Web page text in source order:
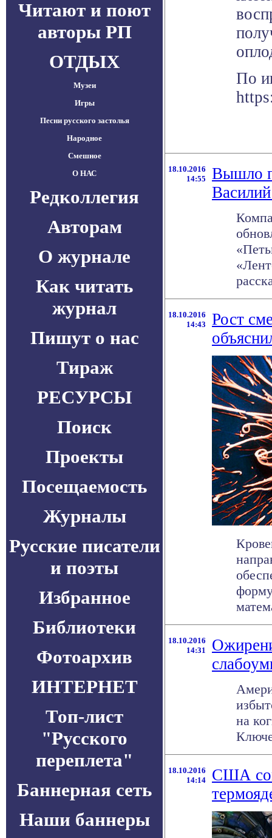
Читают и поют
авторы РП
ОТДЫХ
Музеи
Игры
Песни русского застолья
Народное
Смешное
О НАС
Редколлегия
Авторам
О журнале
Как читать
журнал
Пишут о нас
Тираж
РЕСУРСЫ
Поиск
Проекты
Посещаемость
Журналы
Русские писатели
и поэты
Избранное
Библиотеки
Фотоархив
ИНТЕРНЕТ
Топ-лист
"Русского
переплета"
Баннерная сеть
Наши баннеры
По
18.10.2016
14:55
Вышло
18.10.2016
14:43
Рост
18.10.2016
14:31
на
18.10.2016
14:14
США